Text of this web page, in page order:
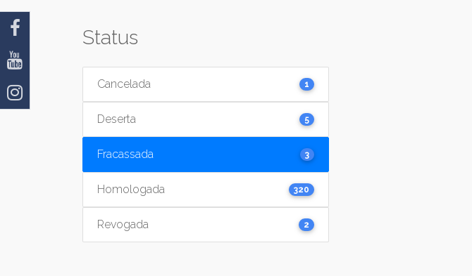
Status
Cancelada 1
Deserta 5
Fracassada 3
Homologada 320
Revogada 2